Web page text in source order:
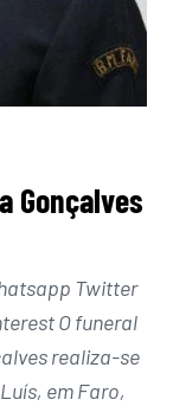
Gonçalves
Twitter
O funeral
realiza-se
em Faro,